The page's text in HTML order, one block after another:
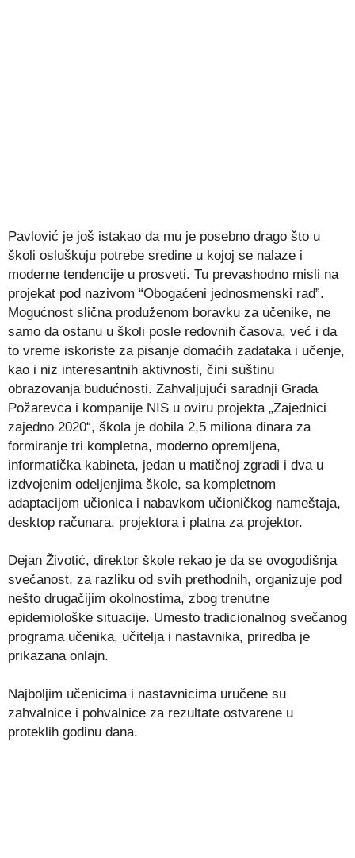
Pavlović je još istakao da mu je posebno drago što u
školi osluškuju potrebe sredine u kojoj se nalaze i
moderne tendencije u prosveti. Tu prevashodno misli na
projekat pod nazivom “Obogaćeni jednosmenski rad”.
Mogućnost slična produženom boravku za učenike, ne
samo da ostanu u školi posle redovnih časova, već i da
to vreme iskoriste za pisanje domaćih zadataka i učenje,
kao i niz interesantnih aktivnosti, čini suštinu
obrazovanja budućnosti. Zahvaljujući saradnji Grada
Požarevca i kompanije NIS u oviru projekta „Zajednici
zajedno 2020“, škola je dobila 2,5 miliona dinara za
formiranje tri kompletna, moderno opremljena,
informatička kabineta, jedan u matičnoj zgradi i dva u
izdvojenim odeljenjima škole, sa kompletnom
adaptacijom učionica i nabavkom učioničkog nameštaja,
desktop računara, projektora i platna za projektor.
Dejan Životić, direktor škole rekao je da se ovogodišnja
svečanost, za razliku od svih prethodnih, organizuje pod
nešto drugačijim okolnostima, zbog trenutne
epidemiološke situacije. Umesto tradicionalnog svečanog
programa učenika, učitelja i nastavnika, priredba je
prikazana onlajn.
Najboljim učenicima i nastavnicima uručene su
zahvalnice i pohvalnice za rezultate ostvarene u
proteklih godinu dana.